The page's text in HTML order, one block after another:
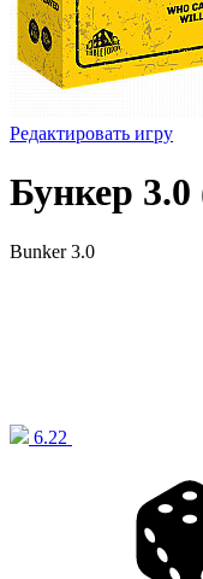
Редактировать игру
Бункер 3.0
Bunker 3.0
6.22